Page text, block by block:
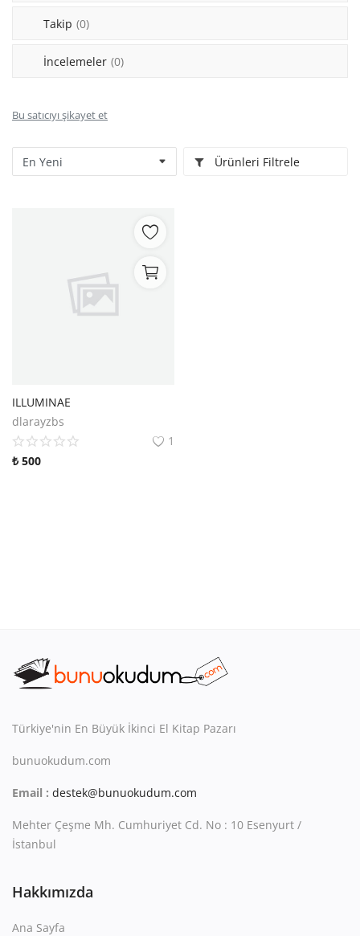
Çizgi Roman
Mizah
Kitaplığım
Takip (0)
İncelemeler (0)
Bu satıcıyı şikayet et
Ürünleri Filtrele
ILLUMINAE
dlarayzbs
1
₺ 500
Türkiye'nin En Büyük İkinci El Kitap Pazarı
bunuokudum.com
Email : destek@bunuokudum.com
Mehter Çeşme Mh. Cumhuriyet Cd. No : 10 Esenyurt /
İstanbul
Hakkımızda
Ana Sayfa